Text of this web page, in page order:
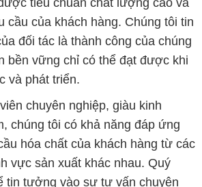
tiêu chuẩn chất lượng cao và
cầu của khách hàng. Chúng tôi tin
đối tác là thành công của chúng
bền vững chỉ có thể đạt được khi
và phát triển.
chuyên nghiệp, giàu kinh
chúng tôi có khả năng đáp ứng
hóa chất của khách hàng từ các
vực sản xuất khác nhau. Quý
tin tưởng vào sự tư vấn chuyên